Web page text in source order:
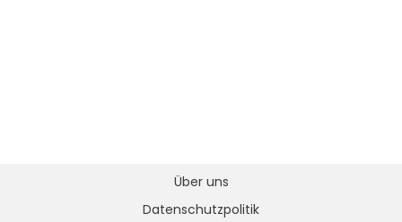
Über uns
Datenschutzpolitik